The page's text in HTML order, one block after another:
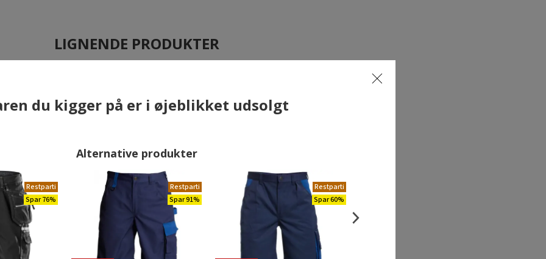
LIGNENDE PRODUKTER
du kigger på er i øjeblikket udsolgt
Alternative produkter
Restparti
Spar 76%
Restparti
Spar 91%
Restparti
Spar 60%